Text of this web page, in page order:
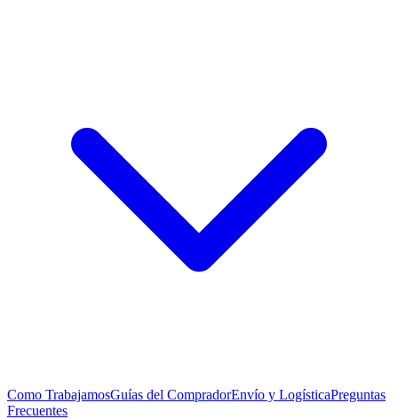
Como TrabajamosGuías del CompradorEnvío y LogísticaPreguntas
Frecuentes